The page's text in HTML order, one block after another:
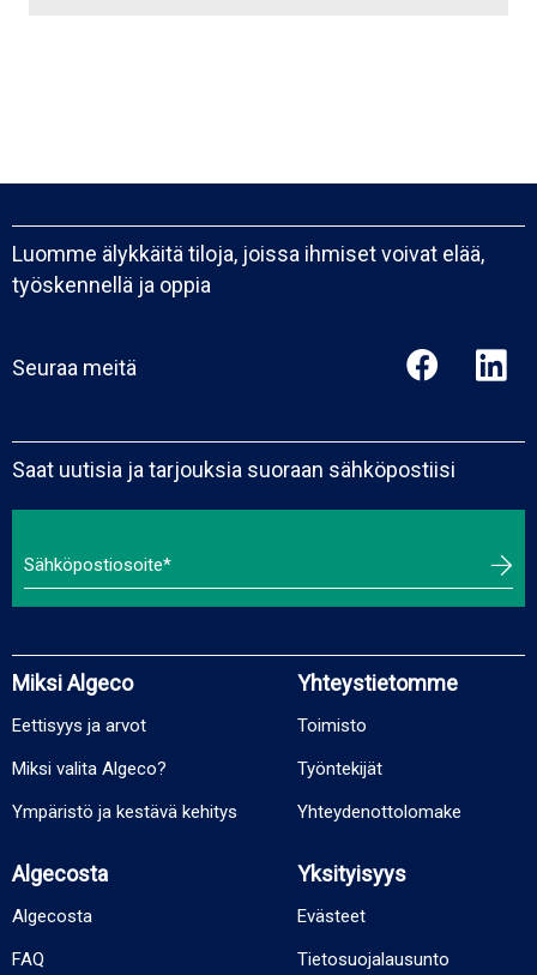
Luomme älykkäitä tiloja, joissa ihmiset voivat elää,
työskennellä ja oppia
Seuraa meitä
Saat uutisia ja tarjouksia suoraan sähköpostiisi
Miksi Algeco
Eettisyys ja arvot
Miksi valita Algeco?
Ympäristö ja kestävä kehitys
Yhteystietomme
Toimisto
Työntekijät
Yhteydenottolomake
Algecosta
Algecosta
FAQ
Yksityisyys
Evästeet
Tietosuojalausunto